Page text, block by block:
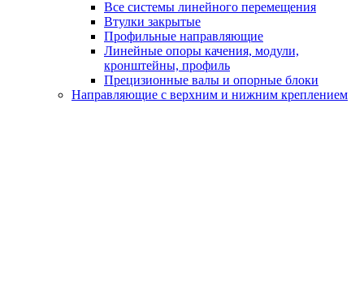
Все системы линейного перемещения
Втулки закрытые
Профильные направляющие
Линейные опоры качения, модули,
кронштейны, профиль
Прецизионные валы и опорные блоки
Направляющие с верхним и нижним креплением